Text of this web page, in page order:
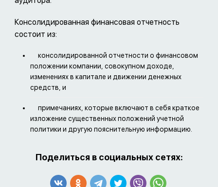
Консолидированная финансовая отчетность
состоит из:
консолидированной отчетности о финансовом
положении компании, совокупном доходе,
изменениях в капитале и движении денежных
средств, и
примечаниях, которые включают в себя краткое
изложение существенных положений учетной
политики и другую пояснительную информацию.
Поделиться в социальных сетях: